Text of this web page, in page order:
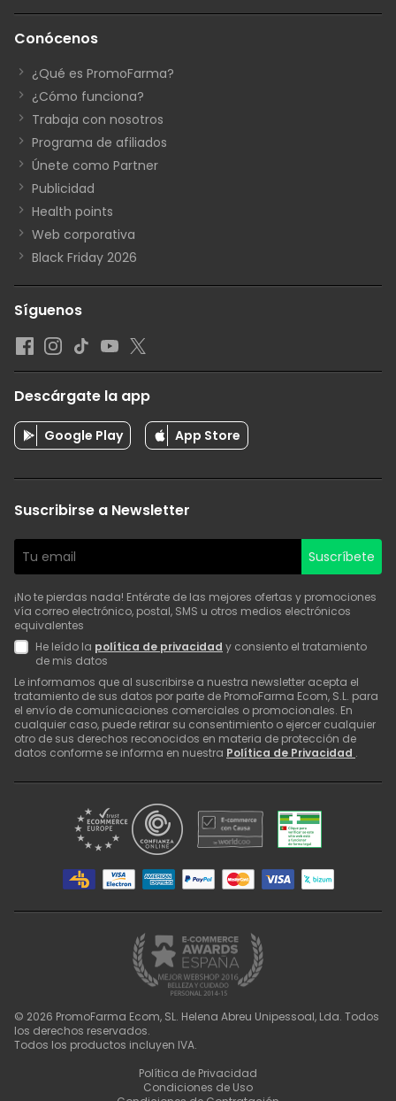
Conócenos
¿Qué es PromoFarma?
¿Cómo funciona?
Trabaja con nosotros
Programa de afiliados
Únete como Partner
Publicidad
Health points
Web corporativa
Black Friday 2026
Síguenos
Descárgate la app
Google Play App Store
Suscribirse a Newsletter
Suscríbete
¡No te pierdas nada! Entérate de las mejores ofertas y promociones
vía correo electrónico, postal, SMS u otros medios electrónicos
equivalentes
He leído la política de privacidad y consiento el tratamiento
de mis datos
Le informamos que al suscribirse a nuestra newsletter acepta el
tratamiento de sus datos por parte de PromoFarma Ecom, S.L. para
el envío de comunicaciones comerciales o promocionales. En
cualquier caso, puede retirar su consentimiento o ejercer cualquier
otro de sus derechos reconocidos en materia de protección de
datos conforme se informa en nuestra Política de Privacidad .
© 2026 PromoFarma Ecom, SL. Helena Abreu Unipessoal, Lda. Todos
los derechos reservados.
Todos los productos incluyen IVA.
Política de Privacidad
Condiciones de Uso